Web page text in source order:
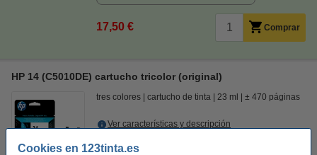
Cookies en 123tinta.es
17,50 € Comprar
HP 14 (C5010DE) cartucho tricolor (original)
tres colores cartucho de tinta 23 ml ± 470 páginas
Ver características y descripción
Precio por ml